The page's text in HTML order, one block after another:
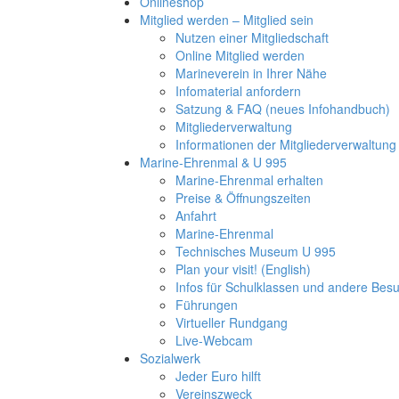
Mitglied werden – Mitglied sein
Nutzen einer Mitgliedschaft
Online Mitglied werden
Marineverein in Ihrer Nähe
Infomaterial anfordern
Satzung & FAQ (neues Infohandbuch)
Mitgliederverwaltung
Informationen der Mitgliederverwaltung
Marine-Ehrenmal & U 995
Marine-Ehrenmal erhalten
Preise & Öffnungszeiten
Anfahrt
Marine-Ehrenmal
Technisches Museum U 995
Plan your visit! (English)
Infos für Schulklassen und andere
Führungen
Virtueller Rundgang
Live-Webcam
Sozialwerk
Jeder Euro hilft
Vereinszweck